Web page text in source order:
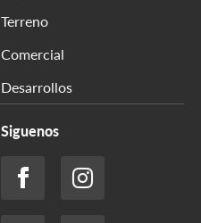
Terreno
Comercial
Desarrollos
Siguenos